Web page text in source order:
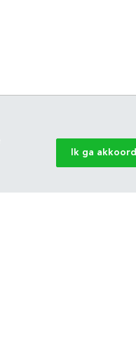
Ik ga akkoord